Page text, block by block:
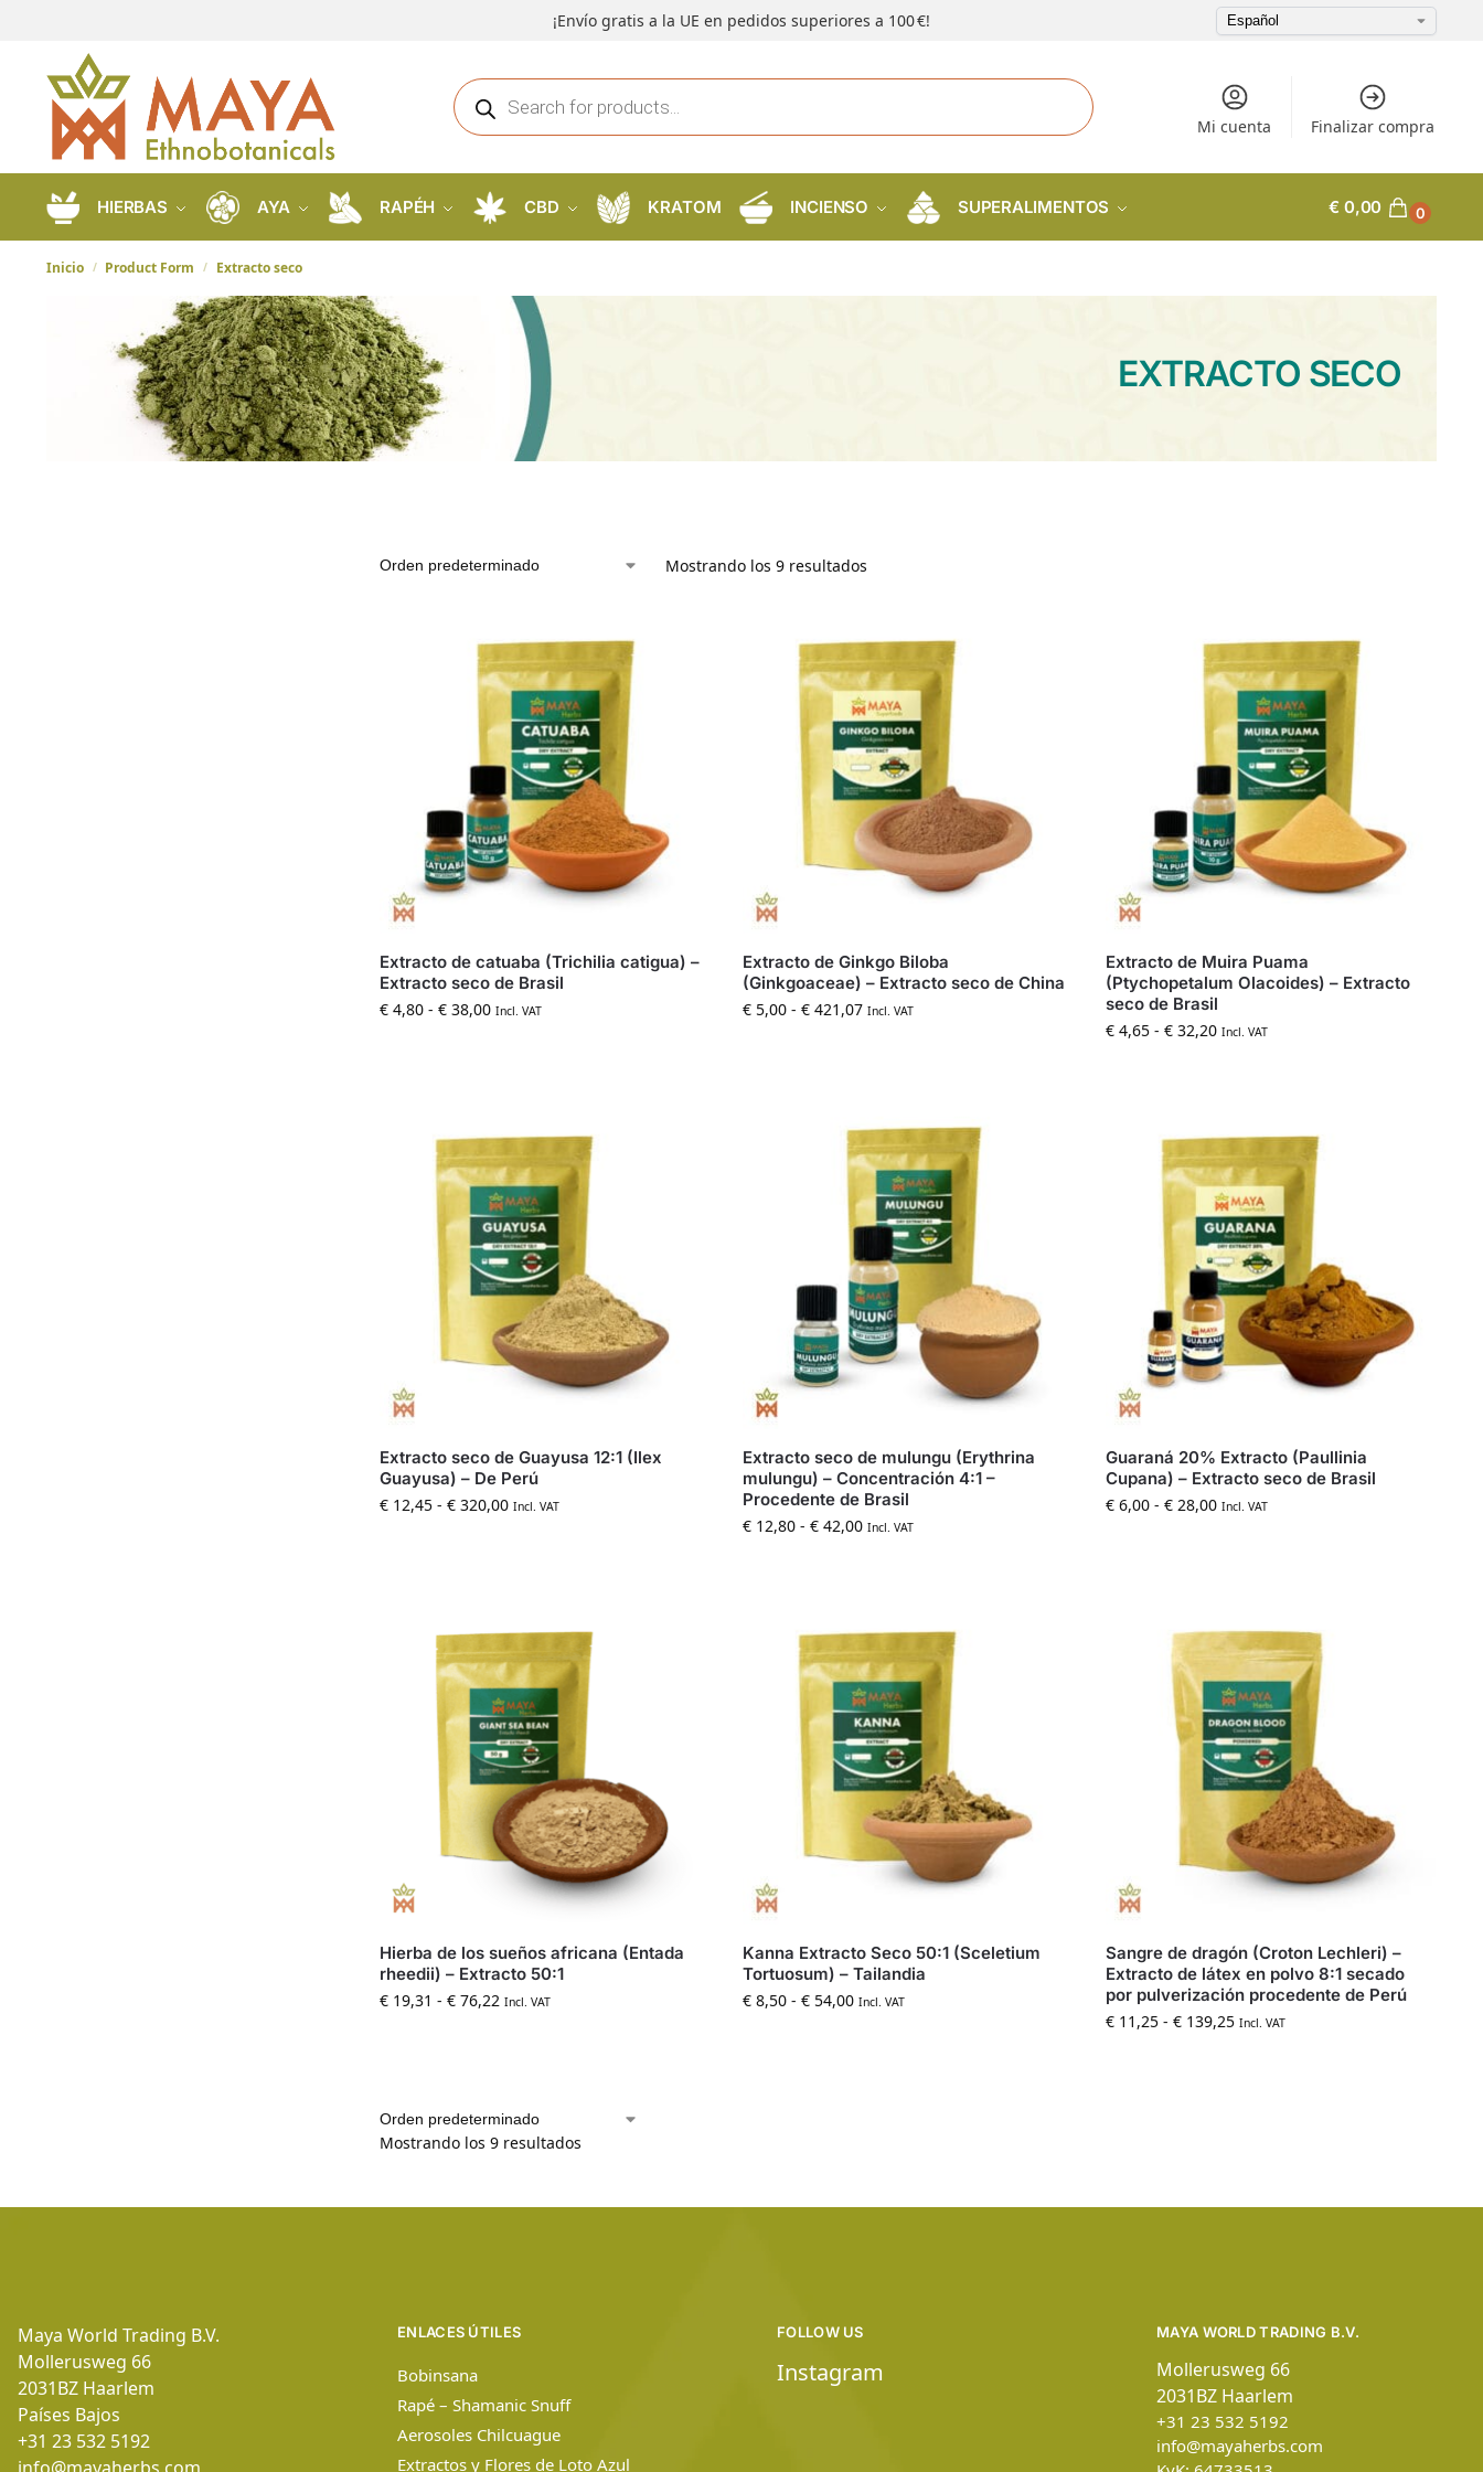
¡Envío gratis a la UE en pedidos superiores a 100 €!
Mi cuenta Finalizar compra
HIERBAS AYA RAPÉH CBD KRATOM INCIENSO SUPERALIMENTOS € 0,00 0
Inicio / Product Form / Extracto seco
EXTRACTO SECO
Mostrando los 9 resultados
Extracto de catuaba (Trichilia catigua) –
Extracto seco de Brasil
€ 4,80 - € 38,00 Incl. VAT
Extracto de Ginkgo Biloba
(Ginkgoaceae) – Extracto seco de China
€ 5,00 - € 421,07 Incl. VAT
Extracto de Muira Puama
(Ptychopetalum Olacoides) – Extracto
seco de Brasil
€ 4,65 - € 32,20 Incl. VAT
Extracto seco de Guayusa 12:1 (Ilex
Guayusa) – De Perú
€ 12,45 - € 320,00 Incl. VAT
Extracto seco de mulungu (Erythrina
mulungu) – Concentración 4:1 –
Procedente de Brasil
€ 12,80 - € 42,00 Incl. VAT
Guaraná 20% Extracto (Paullinia
Cupana) – Extracto seco de Brasil
€ 6,00 - € 28,00 Incl. VAT
Hierba de los sueños africana (Entada
rheedii) – Extracto 50:1
€ 19,31 - € 76,22 Incl. VAT
Kanna Extracto Seco 50:1 (Sceletium
Tortuosum) – Tailandia
€ 8,50 - € 54,00 Incl. VAT
Sangre de dragón (Croton Lechleri) –
Extracto de látex en polvo 8:1 secado
por pulverización procedente de Perú
€ 11,25 - € 139,25 Incl. VAT
Mostrando los 9 resultados
Maya World Trading B.V.
Mollerusweg 66
2031BZ Haarlem
Países Bajos
+31 23 532 5192
ENLACES ÚTILES
Bobinsana
Rapé – Shamanic Snuff
Aerosoles Chilcuague
Extractos y Flores de Loto Azul
MAYA WORLD TRADING B.V.
Mollerusweg 66
2031BZ Haarlem
+31 23 532 5192
info@mayaherbs.com
FOLLOW US
Instagram